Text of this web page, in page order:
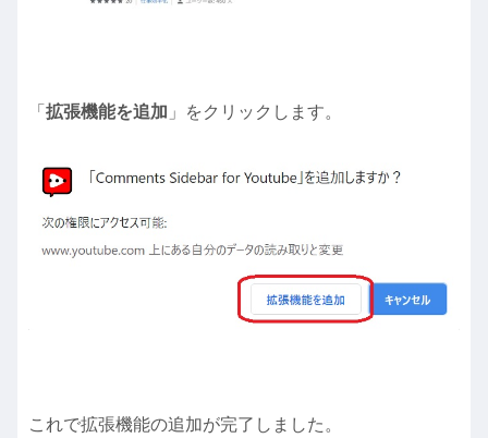
「 拡張機能を追加 」をクリックします。
これで拡張機能の追加が完了しました。